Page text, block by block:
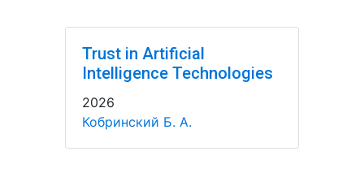
Trust in Artificial
Intelligence Technologies
2026
Кобринский Б. А.